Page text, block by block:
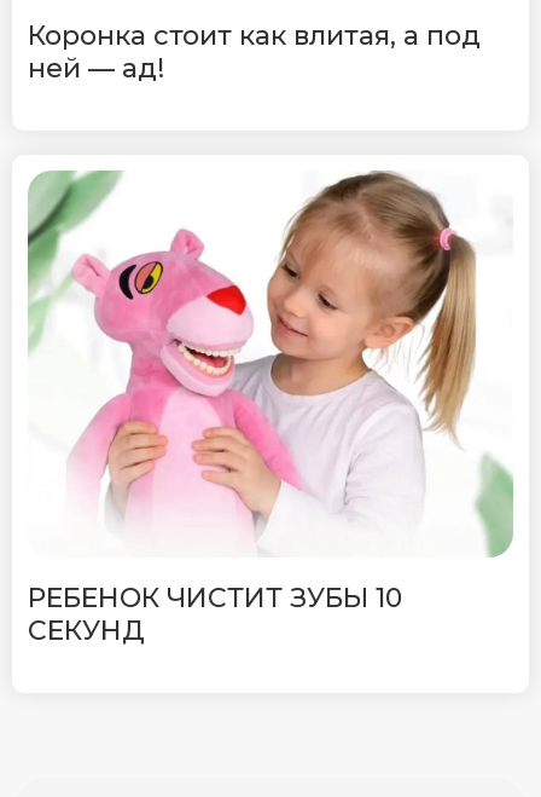
Коронка стоит как влитая, а под
ней — ад!
РЕБЕНОК ЧИСТИТ ЗУБЫ 10
СЕКУНД